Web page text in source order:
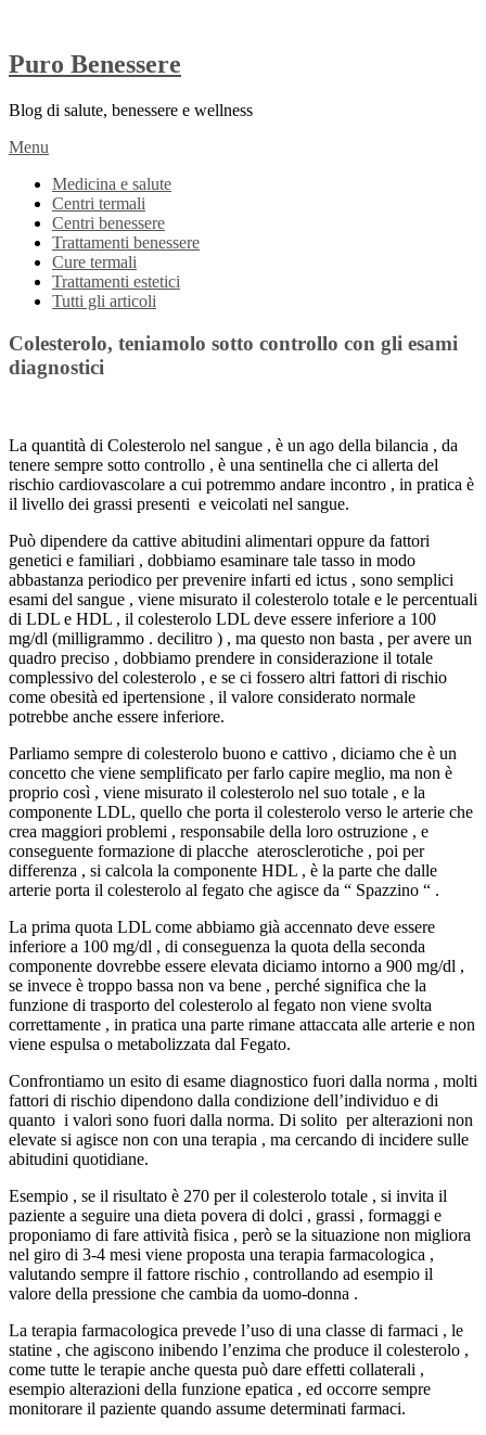
Puro Benessere
Blog di salute, benessere e wellness
Menu
Medicina e salute
Centri termali
Centri benessere
Trattamenti benessere
Cure termali
Trattamenti estetici
Tutti gli articoli
Colesterolo, teniamolo sotto controllo con gli esami
diagnostici
La quantità di Colesterolo nel sangue , è un ago della bilancia , da
tenere sempre sotto controllo , è una sentinella che ci allerta del
rischio cardiovascolare a cui potremmo andare incontro , in pratica è
il livello dei grassi presenti e veicolati nel sangue.
Può dipendere da cattive abitudini alimentari oppure da fattori
genetici e familiari , dobbiamo esaminare tale tasso in modo
abbastanza periodico per prevenire infarti ed ictus , sono semplici
esami del sangue , viene misurato il colesterolo totale e le percentuali
di LDL e HDL , il colesterolo LDL deve essere inferiore a 100
mg/dl (milligrammo . decilitro ) , ma questo non basta , per avere un
quadro preciso , dobbiamo prendere in considerazione il totale
complessivo del colesterolo , e se ci fossero altri fattori di rischio
come obesità ed ipertensione , il valore considerato normale
potrebbe anche essere inferiore.
Parliamo sempre di colesterolo buono e cattivo , diciamo che è un
concetto che viene semplificato per farlo capire meglio, ma non è
proprio così , viene misurato il colesterolo nel suo totale , e la
componente LDL, quello che porta il colesterolo verso le arterie che
crea maggiori problemi , responsabile della loro ostruzione , e
conseguente formazione di placche aterosclerotiche , poi per
differenza , si calcola la componente HDL , è la parte che dalle
arterie porta il colesterolo al fegato che agisce da “ Spazzino “ .
La prima quota LDL come abbiamo già accennato deve essere
inferiore a 100 mg/dl , di conseguenza la quota della seconda
componente dovrebbe essere elevata diciamo intorno a 900 mg/dl ,
se invece è troppo bassa non va bene , perché significa che la
funzione di trasporto del colesterolo al fegato non viene svolta
correttamente , in pratica una parte rimane attaccata alle arterie e non
viene espulsa o metabolizzata dal Fegato.
Confrontiamo un esito di esame diagnostico fuori dalla norma , molti
fattori di rischio dipendono dalla condizione dell’individuo e di
quanto i valori sono fuori dalla norma. Di solito per alterazioni non
elevate si agisce non con una terapia , ma cercando di incidere sulle
abitudini quotidiane.
Esempio , se il risultato è 270 per il colesterolo totale , si invita il
paziente a seguire una dieta povera di dolci , grassi , formaggi e
proponiamo di fare attività fisica , però se la situazione non migliora
nel giro di 3-4 mesi viene proposta una terapia farmacologica ,
valutando sempre il fattore rischio , controllando ad esempio il
valore della pressione che cambia da uomo-donna .
La terapia farmacologica prevede l’uso di una classe di farmaci , le
statine , che agiscono inibendo l’enzima che produce il colesterolo ,
come tutte le terapie anche questa può dare effetti collaterali ,
esempio alterazioni della funzione epatica , ed occorre sempre
monitorare il paziente quando assume determinati farmaci.